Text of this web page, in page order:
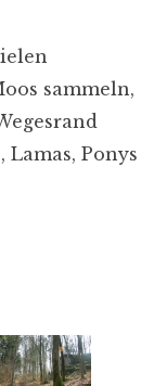
sammeln,
Ponys